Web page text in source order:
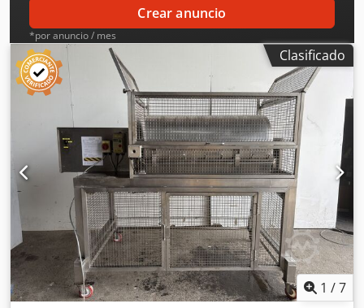
Crear anuncio
*por anuncio / mes
Clasificado
1 /7